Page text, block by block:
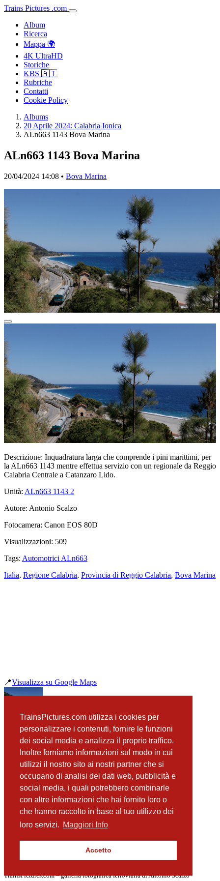
TrainsPictures.com utilizza i cookies per
personalizzare i contenuti, fornire le funzioni
dei social media e analizza il proprio traffico.
Inoltre forniamo informazioni sul modo in cui
utilizzi il nostro sito ai nostri partner che si
occupano di analisi dei dati web, pubblicità e
social media, i quali potrebbero combinarle
con altre informazioni che hai fornito loro o
che hanno raccolto in base al tuo utilizzo dei
loro servizi. Maggiori Info
Accetto
Trains Pictures .com
Album
Ricerca
Mappa 🌍
4K UltraHD
Storiche
KBS 🇦🇹
Rubriche
Contatti
Cookie Policy
Albums
20 Aprile 2024: Calabria Ionica
ALn663 1143 Bova Marina
ALn663 1143 Bova Marina
20/04/2024 14:08 • Bova Marina
Descrizione: Inquadratura larga che comprende i pini marittimi, per
la ALn663 1143 mentre effettua servizio con un regionale da Reggio
Calabria Centrale a Catanzaro Lido.
Unità: ALn663 1143 2
Autore: Antonio Scalzo
Fotocamera: Canon EOS 80D
Visualizzazioni: 509
Tags: Automotrici ALn663
Italia, Regione Calabria, Provincia di Reggio Calabria, Bova Marina
📍Visualizza su Google Maps
precedente
D445 1104 Bova Marina
successiva
ALn663 1143 e casello Bova Marina
📸 Fotografie scattate nei dintorniVedi tutte ➔
ALn663 1143 e casello Bova Marina
(62 m)
ALn663 1201 Bova Marina
ALn663 1201 Bova Marina
TrainsPictures.com – galleria fotografica ferroviaria di Antonio Scalzo